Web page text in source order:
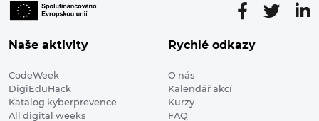
Naše aktivity
CodeWeek
DigiEduHack
Katalog kyberprevence
All digital weeks
Rychlé odkazy
O nás
Kalendář akcí
Kurzy
FAQ